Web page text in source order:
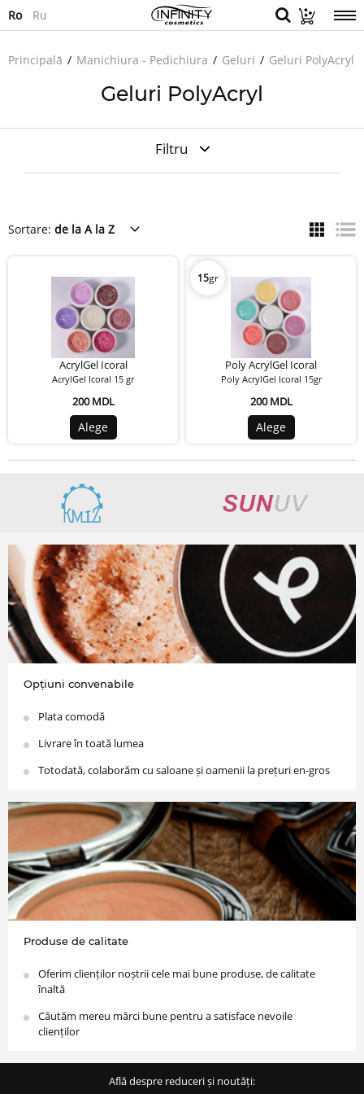
Ro Ru
Principală Manichiura - Pedichiura Geluri Geluri PolyAcryl
Geluri PolyAcryl
Filtru
Sortare: de la A la Z
AcrylGel Icoral
AcrylGel Icoral 15 gr
200 MDL
Alege
15gr
Poly AcrylGel Icoral
Poly AcrylGel Icoral 15gr
200 MDL
Alege
Opțiuni convenabile
Plata comodă
Livrare în toată lumea
Totodată, colaborăm cu saloane și oamenii la prețuri en-gros
Produse de calitate
Oferim clienților noștrii cele mai bune produse, de calitate
înaltă
Căutăm mereu mărci bune pentru a satisface nevoile
clienților
Află despre reduceri și noutăți: